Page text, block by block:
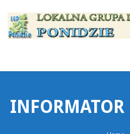
Menu
INFORMATOR